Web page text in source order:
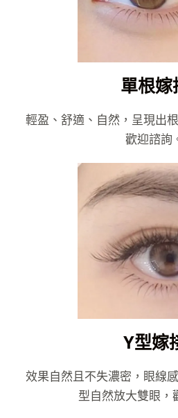
單根嫁
輕盈、舒適、自然，呈現出
歡迎諮詢
Y型嫁
效果自然且不失濃密，眼線
型自然放大雙眼，